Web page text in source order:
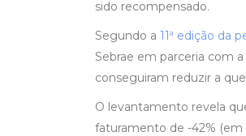
sido recompensado.
Segundo a 11ª edição da
Sebrae em parceria com
conseguiram reduzir a
O levantamento revela
faturamento de -42% (em